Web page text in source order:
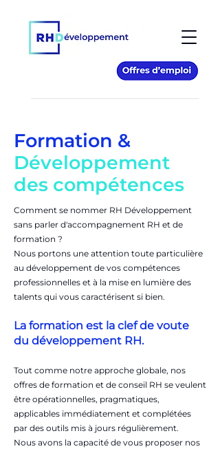
Formation &
Développement
des compétences
Comment se nommer RH Développement
sans parler d'accompagnement RH et de
formation ?
Nous portons une attention toute particulière
au développement de vos compétences
professionnelles et à la mise en lumière des
talents qui vous caractérisent si bien.
La formation est la clef de voute
du développement RH.
Tout comme notre approche globale, nos
offres de formation et de conseil RH se veulent
être opérationnelles, pragmatiques,
applicables immédiatement et complétées
par des outils mis à jours régulièrement.
Nous avons la capacité de vous proposer nos